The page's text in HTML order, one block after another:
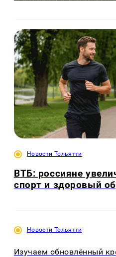
Новости Тольятти
ВТБ: россияне
спорт и здоровый
Новости Тольятти
Изучаем обновлённый